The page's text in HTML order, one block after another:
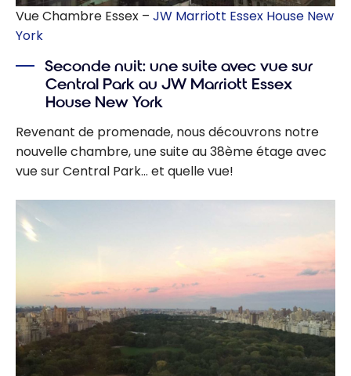
Vue Chambre Essex – JW Marriott Essex House New
York
Seconde nuit: une suite avec vue sur
Central Park au JW Marriott Essex
House New York
Revenant de promenade, nous découvrons notre
nouvelle chambre, une suite au 38ème étage avec
vue sur Central Park… et quelle vue!